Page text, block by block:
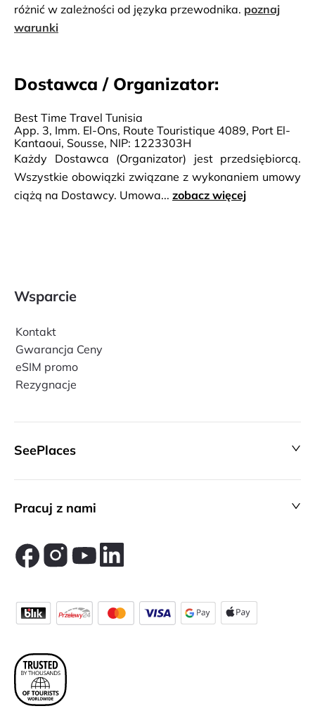
różnić w zależności od języka przewodnika. poznaj
warunki
Dostawca / Organizator:
Best Time Travel Tunisia
App. 3, Imm. El-Ons, Route Touristique 4089, Port El-
Kantaoui, Sousse, NIP: 1223303H
Każdy Dostawca (Organizator) jest przedsiębiorcą.
Wszystkie obowiązki związane z wykonaniem umowy
ciążą na Dostawcy. Umowa... zobacz więcej
Wsparcie
Kontakt
Gwarancja Ceny
eSIM promo
Rezygnacje
SeePlaces
Pracuj z nami